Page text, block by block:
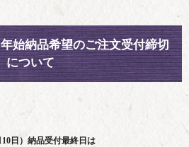
始納品希望のご注文受付締切
について
日）納品受付最終日は